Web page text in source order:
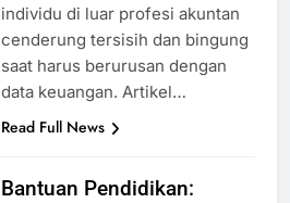
individu di luar profesi akuntan
cenderung tersisih dan bingung
saat harus berurusan dengan
data keuangan. Artikel…
Read Full News
Bantuan Pendidikan: